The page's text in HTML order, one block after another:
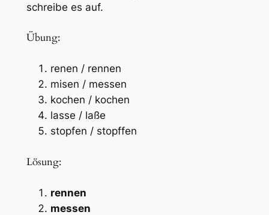
schreibe es auf.
Übung:
renen / rennen
misen / messen
kochen / kochen
lasse / laße
stopfen / stopffen
Lösung:
rennen
messen